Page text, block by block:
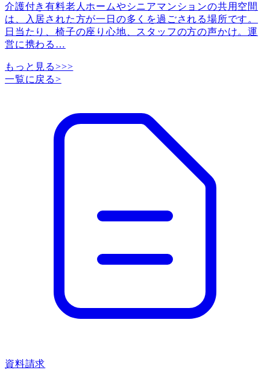
介護付き有料老人ホームやシニアマンションの共用空間
は、入居された方が一日の多くを過ごされる場所です。
日当たり、椅子の座り心地、スタッフの方の声かけ。運
営に携わる …
もっと見る>>>
一覧に戻る>
資料請求